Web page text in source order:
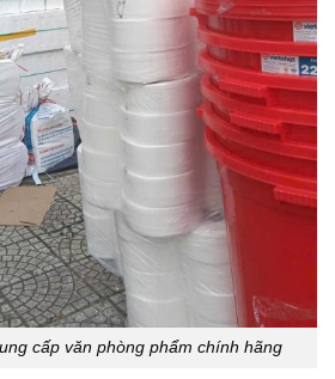
cấp văn phòng phẩm chính hãng